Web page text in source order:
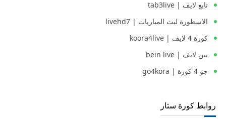
تابع لايف | tab3live
الاسطورة لبث المباريات | livehd7
كورة 4 لايف | koora4live
بين لايف | bein live
جو 4 كورة | go4kora
روابط كورة ستار